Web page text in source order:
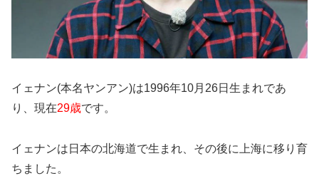
イェナン(本名ヤンアン)は1996年10月26日生まれであ
り、現在29歳です。
イェナンは日本の北海道で生まれ、その後に上海に移り育
ちました。